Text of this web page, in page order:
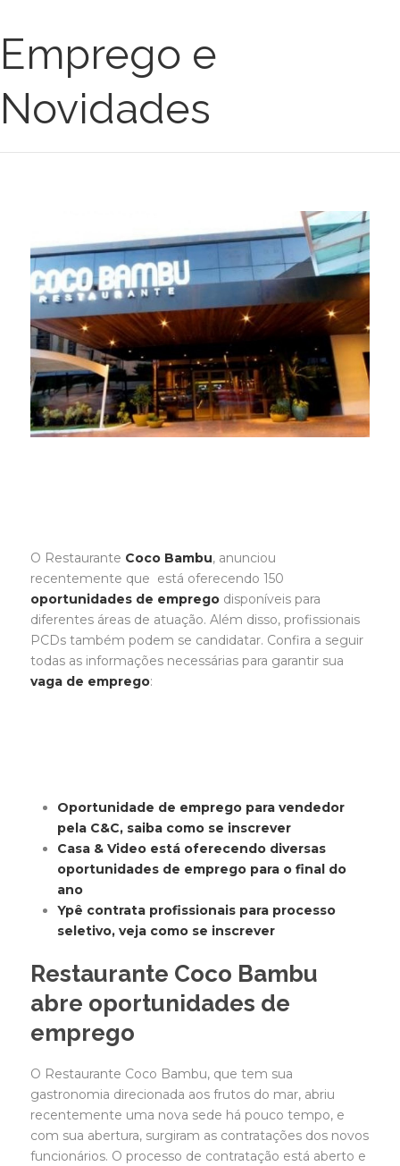
Emprego e
Novidades
O Restaurante Coco Bambu, anunciou
recentemente que está oferecendo 150
oportunidades de emprego disponíveis para
diferentes áreas de atuação. Além disso, profissionais
PCDs também podem se candidatar. Confira a seguir
todas as informações necessárias para garantir sua
vaga de emprego:
Oportunidade de emprego para vendedor
pela C&C, saiba como se inscrever
Casa & Video está oferecendo diversas
oportunidades de emprego para o final do
ano
Ypê contrata profissionais para processo
seletivo, veja como se inscrever
Restaurante Coco Bambu
abre oportunidades de
emprego
O Restaurante Coco Bambu, que tem sua
gastronomia direcionada aos frutos do mar, abriu
recentemente uma nova sede há pouco tempo, e
com sua abertura, surgiram as contratações dos novos
funcionários. O processo de contratação está aberto e